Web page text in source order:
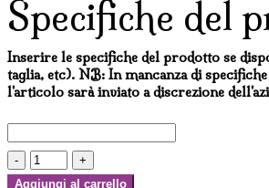
Specifiche del
Inserire le specifiche del prodotto se
taglia, etc). NB: In mancanza di
l'articolo sarà inviato a discrezione
ALBUM
FOTO
Aggiungi al carrello